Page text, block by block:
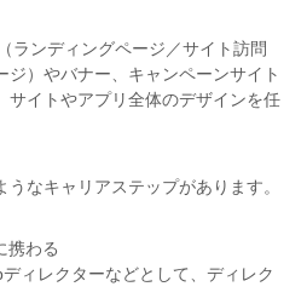
ランディングページ／サイト訪問
）やバナー、キャンペーンサイト
サイトやアプリ全体のデザインを任
なキャリアステップがあります。
携わる
ィレクターなどとして、ディレク